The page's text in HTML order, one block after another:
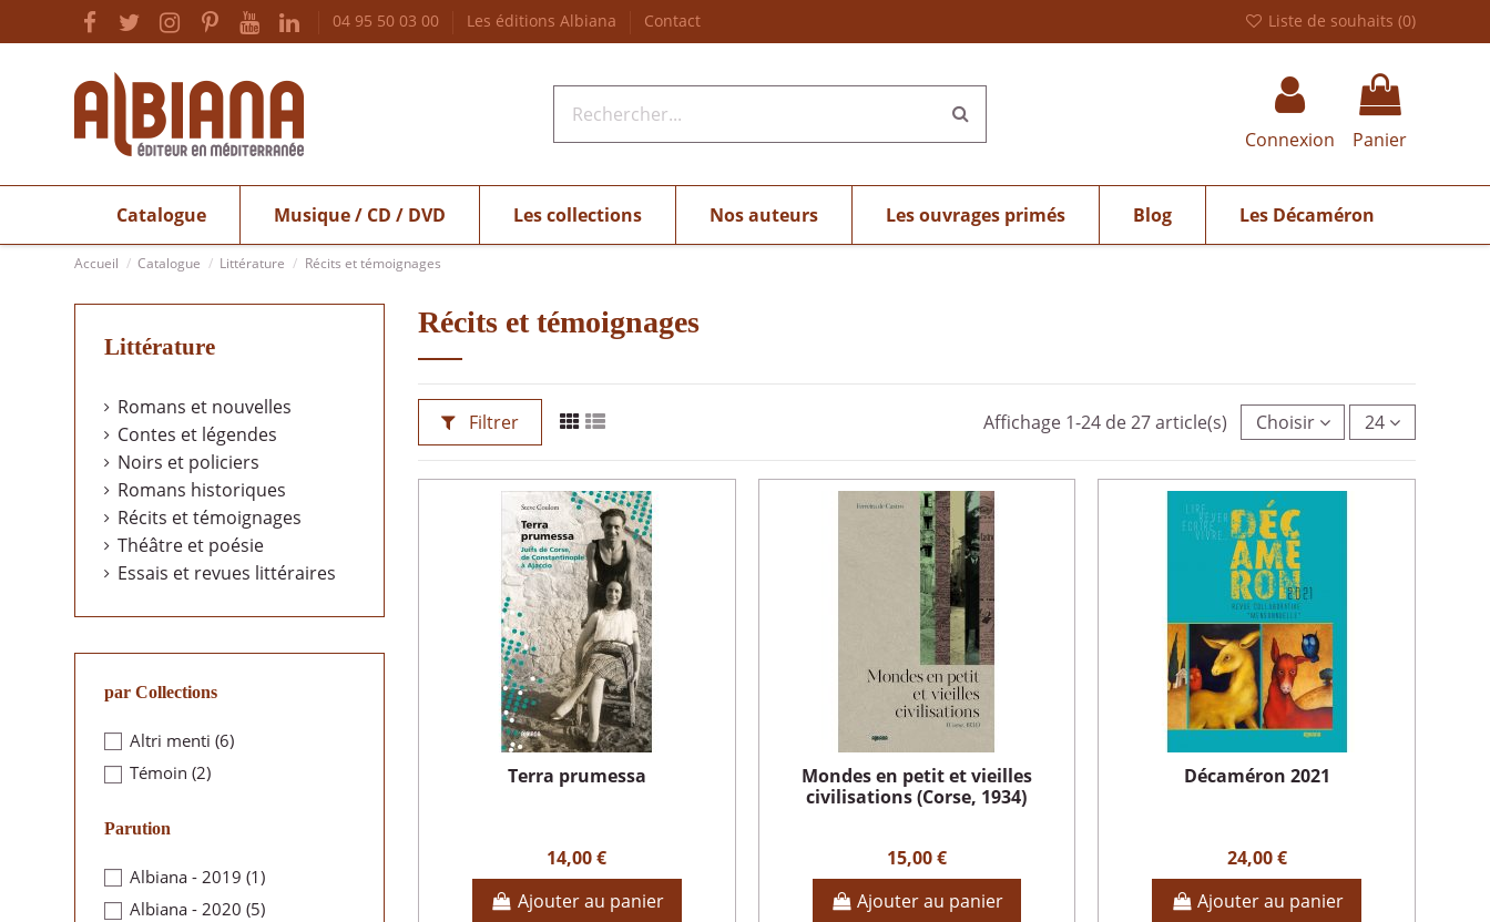
04 95 50 03 00 Les éditions Albiana Contact Liste de souhaits (0)
Connexion Panier
Catalogue Musique / CD / DVD Les collections Nos auteurs Les ouvrages primés Blog Les Décaméron
Accueil Catalogue Littérature Récits et témoignages
Récits et témoignages
Filtrer Affichage 1-24 de 27 article(s) Choisir 24
Terra prumessa
14,00 €
Ajouter au panier
Mondes en petit et vieilles
civilisations (Corse, 1934)
15,00 €
Ajouter au panier
Décaméron 2021
24,00 €
Ajouter au panier
Littérature
Romans et nouvelles
Contes et légendes
Noirs et policiers
Romans historiques
Récits et témoignages
Théâtre et poésie
Essais et revues littéraires
par Collections
Altri menti (6)
Témoin (2)
Parution
Albiana - 2019 (1)
Albiana - 2020 (5)